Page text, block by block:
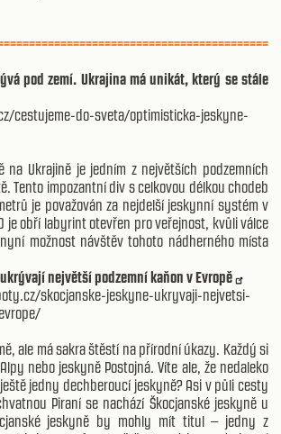
pod zemí. Ukrajina má unikát, který se stále
cestujeme-do-sveta/optimisticka-jeskyne-
na Ukrajině je jedním z největších podzemních
Tento impozantní div s celkovou délkou chodeb
je považován za nejdelší jeskynní systém v
je obří labyrint otevřen pro veřejnost, kvůli válce
možnost návštěv tohoto nádherného místa
největší podzemní kaňon v Evropě
skocjanske-jeskyne-ukryvaji-nejvetsi-
ale má sakra štěstí na přírodní úkazy. Každý si
nebo jeskyně Postojná. Víte ale, že nedaleko
jedny dechberoucí jeskyně? Asi v půli cesty
Piraní se nachází Škocjanské jeskyně u
jeskyně by mohly mít titul – jedny z